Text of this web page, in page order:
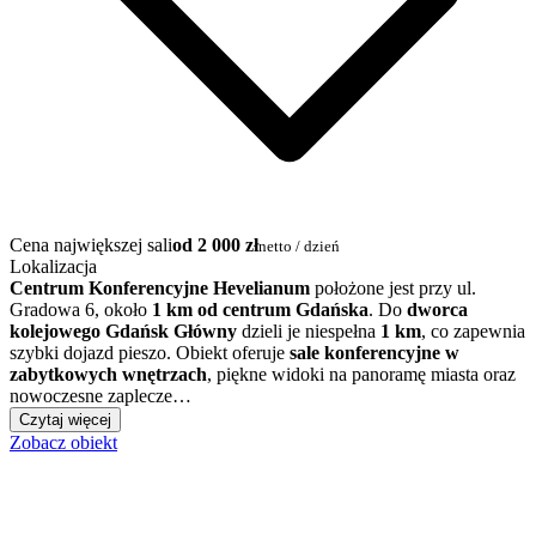
Cena największej saliod 2 000 złnetto / dzień
Lokalizacja
Centrum Konferencyjne Hevelianum położone jest przy ul.
Gradowa 6, około 1 km od centrum Gdańska. Do dworca
kolejowego Gdańsk Główny dzieli je niespełna 1 km, co zapewnia
szybki dojazd pieszo. Obiekt oferuje sale konferencyjne w
zabytkowych wnętrzach, piękne widoki na panoramę miasta oraz
nowoczesne zaplecze…
Czytaj więcej
Zobacz obiekt